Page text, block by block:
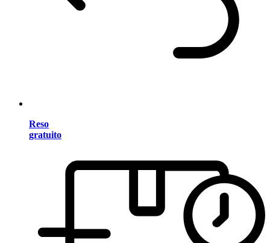
Reso
gratuito